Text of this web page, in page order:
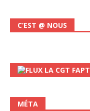
C’EST @ NOUS
LA CGT FAPT
MÉTA